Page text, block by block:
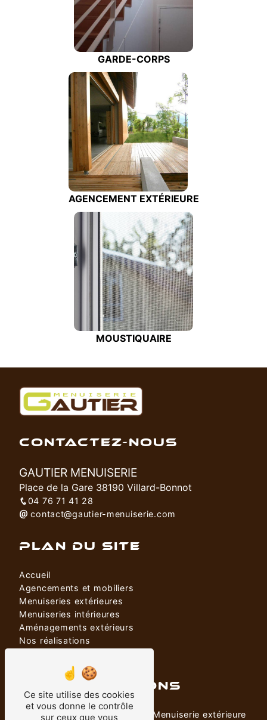
GARDE-CORPS
AGENCEMENT EXTÉRIEURE
MOUSTIQUAIRE
CONTACTEZ-NOUS
GAUTIER MENUISERIE
Place de la Gare 38190 Villard-Bonnot
04 76 71 41 28
contact@gautier-menuiserie.com
PLAN DU SITE
Accueil
Agencements et mobiliers
Menuiseries extérieures
Menuiseries intérieures
Aménagements extérieurs
Nos réalisations
NOS PRESTATIONS
Porte Menuiserie extérieure
Ce site utilise des cookies
et vous donne le contrôle
sur ceux que vous